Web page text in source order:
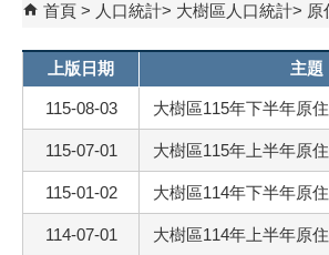
首頁 人口統計 大樹區人口統計 原
上版日期 主題
115-08-03 大樹區115年下半年原
115-07-01 大樹區115年上半年原
115-01-02 大樹區114年下半年原
114-07-01 大樹區114年上半年原